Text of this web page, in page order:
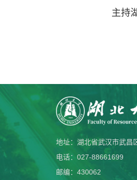
主持
地址：湖北省武汉市武昌
电话：027-88661699
邮编：430062